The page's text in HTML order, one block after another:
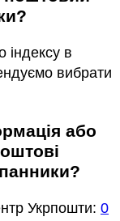
індексу в
вибрати
Укрпошти: 0